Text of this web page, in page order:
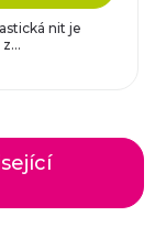
nit je